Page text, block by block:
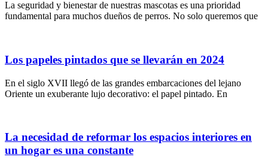
La seguridad y bienestar de nuestras mascotas es una prioridad
fundamental para muchos dueños de perros. No solo queremos que
Los papeles pintados que se llevarán en 2024
En el siglo XVII llegó de las grandes embarcaciones del lejano
Oriente un exuberante lujo decorativo: el papel pintado. En
La necesidad de reformar los espacios interiores en
un hogar es una constante